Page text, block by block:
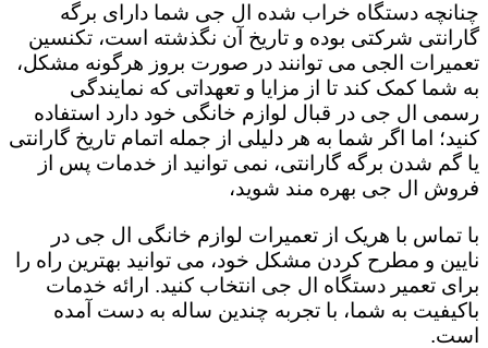
چنانچه دستگاه خراب شده ال جی شما دارای برگه
گارانتی شرکتی بوده و تاریخ آن نگذشته است، تکنسین
تعمیرات الجی می توانند در صورت بروز هرگونه مشکل،
به شما کمک کند تا از مزایا و تعهداتی که نمایندگی
رسمی ال جی در قبال لوازم خانگی خود دارد استفاده
کنید؛ اما اگر شما به هر دلیلی از جمله اتمام تاریخ گارانتی
یا گم شدن برگه گارانتی، نمی توانید از خدمات پس از
فروش ال جی بهره مند شوید،
با تماس با هریک از تعمیرات لوازم خانگی ال جی در
نایین و مطرح کردن مشکل خود، می توانید بهترین راه را
برای تعمیر دستگاه ال جی انتخاب کنید. ارائه خدمات
باکیفیت به شما، با تجربه چندین ساله به دست آمده
است.